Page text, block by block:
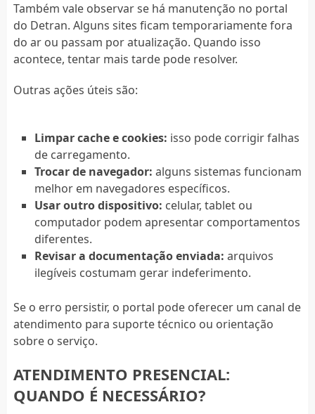
Também vale observar se há manutenção no portal
do Detran. Alguns sites ficam temporariamente fora
do ar ou passam por atualização. Quando isso
acontece, tentar mais tarde pode resolver.
Outras ações úteis são:
Limpar cache e cookies: isso pode corrigir falhas
de carregamento.
Trocar de navegador: alguns sistemas funcionam
melhor em navegadores específicos.
Usar outro dispositivo: celular, tablet ou
computador podem apresentar comportamentos
diferentes.
Revisar a documentação enviada: arquivos
ilegíveis costumam gerar indeferimento.
Se o erro persistir, o portal pode oferecer um canal de
atendimento para suporte técnico ou orientação
sobre o serviço.
ATENDIMENTO PRESENCIAL:
QUANDO É NECESSÁRIO?